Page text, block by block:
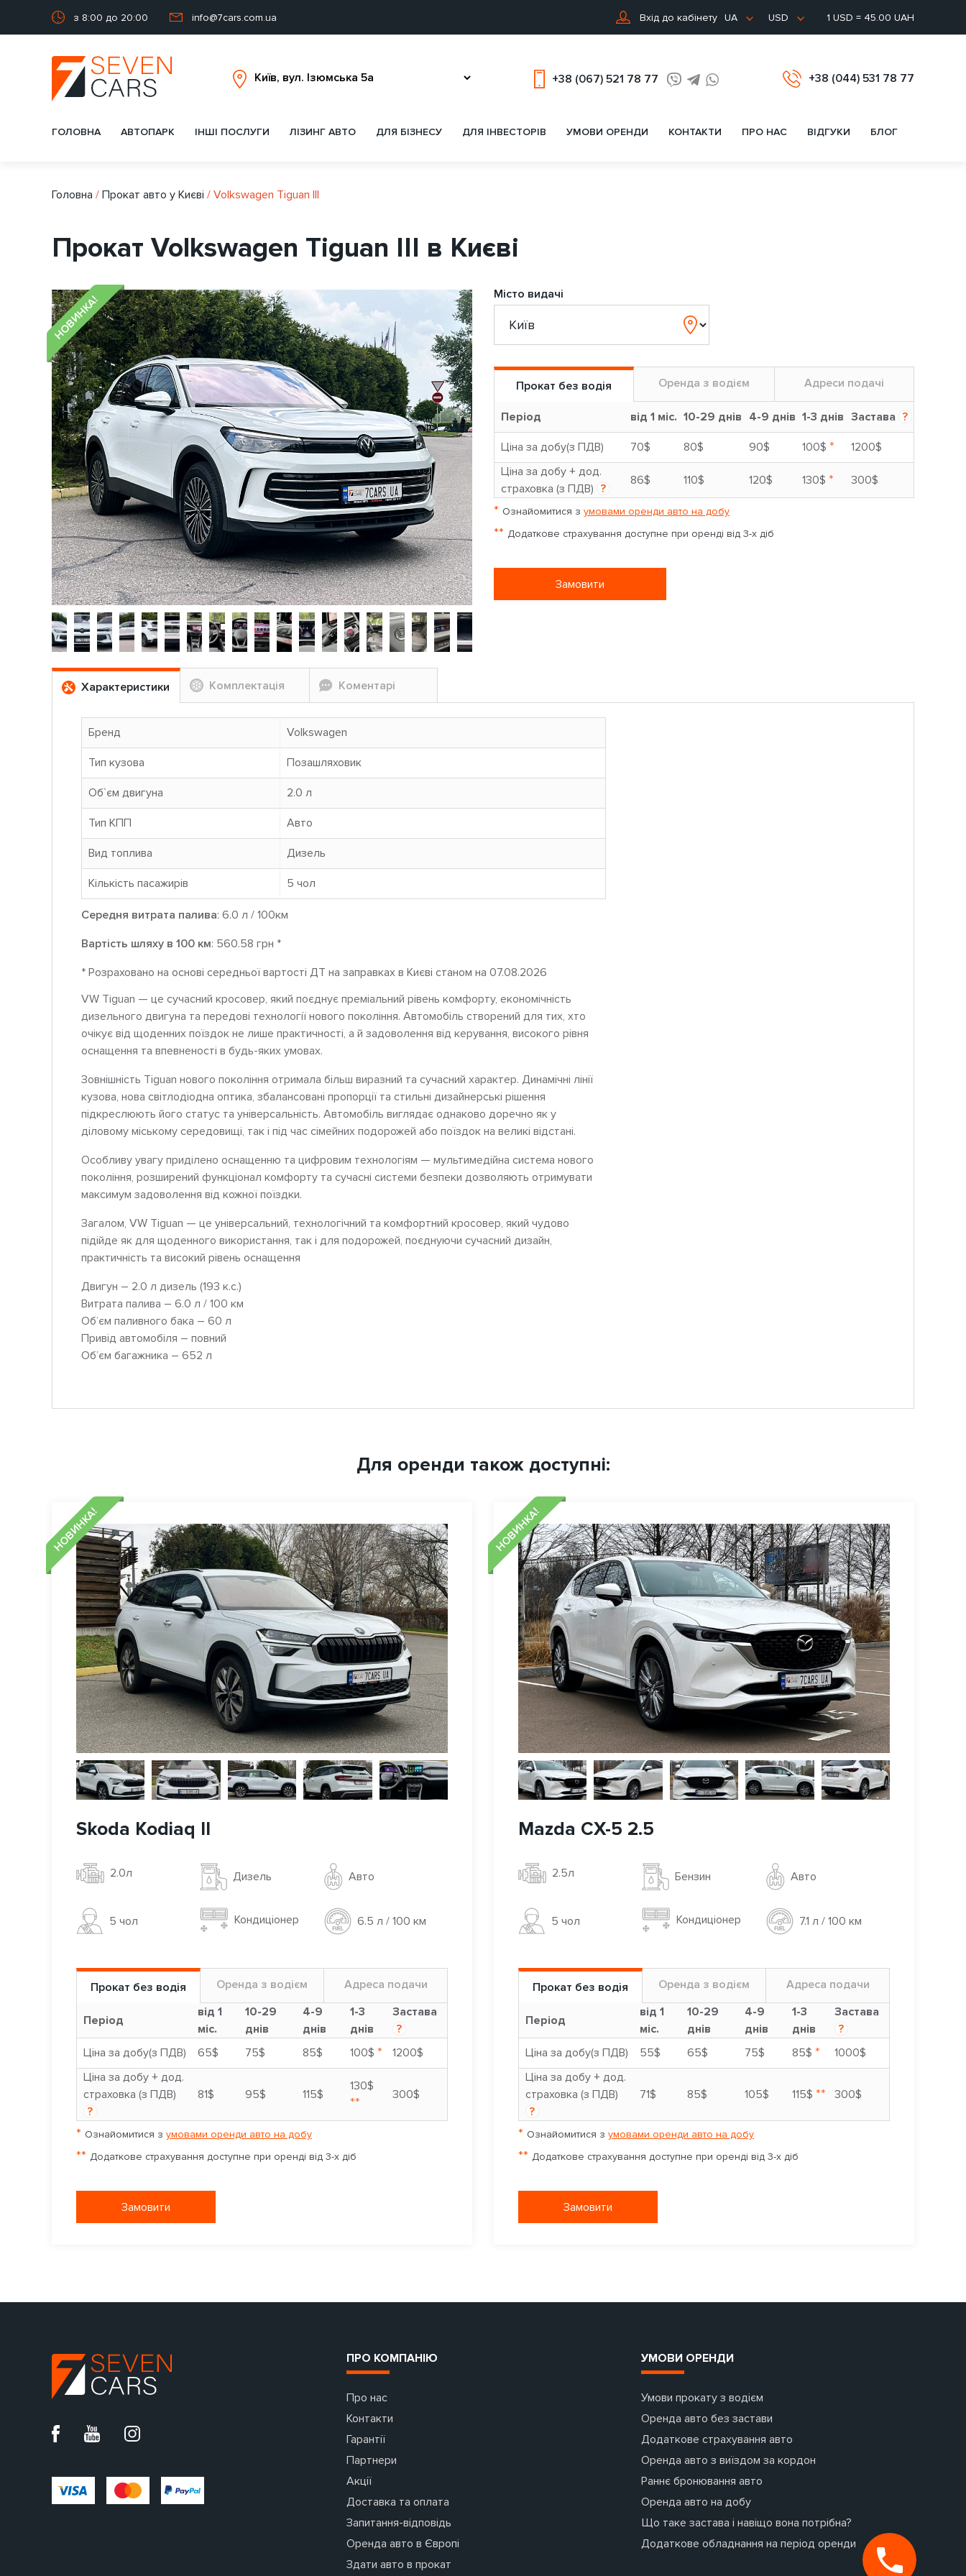
з 8:00 до 20:00 info@7cars.com.ua Вхід до кабінету UA USD 1 USD = 45.00 UAH
+38 (067) 521 78 77 +38 (044) 531 78 77
ГОЛОВНА АВТОПАРК ІНШІ ПОСЛУГИ ЛІЗИНГ АВТО ДЛЯ БІЗНЕСУ ДЛЯ ІНВЕСТОРІВ УМОВИ ОРЕНДИ КОНТАКТИ ПРО НАС ВІДГУКИ БЛОГ
Головна / Прокат авто у Києві / Volkswagen Tiguan III
Прокат Volkswagen Tiguan III в Києві
НОВИНКА! Місто видачі
Прокат без водія Оренда з водієм Адреси подачі
Період від 1 міс. 10-29 днів 4-9 днів 1-3 днів Застава ?
Ціна за добу(з ПДВ) 70$ 80$ 90$ 100$ *
1200$
Ціна за добу + дод.
страховка (з ПДВ) ?
86$ 110$ 120$ 130$ * 300$
* Ознайомитися з умовами оренди авто на добу
** Додаткове страхування доступне при оренді від 3-х діб
Замовити
Характеристики Комплектація Коментарі
Бренд Volkswagen
Тип кузова Позашляховик
Об`єм двигуна 2.0 л
Тип КПП Авто
Вид топлива Дизель
Кількість пасажирів 5 чoл
Середня витрата палива: 6.0 л / 100км
Вартість шляху в 100 км: 560.58 грн *
* Розраховано на основі середньої вартості ДТ на заправках в Києві станом на 07.08.2026
VW Tiguan — це сучасний кросовер, який поєднує преміальний рівень комфорту, економічність
дизельного двигуна та передові технології нового покоління. Автомобіль створений для тих, хто
очікує від щоденних поїздок не лише практичності, а й задоволення від керування, високого рівня
оснащення та впевненості в будь-яких умовах.
Зовнішність Tiguan нового покоління отримала більш виразний та сучасний характер. Динамічні лінії
кузова, нова світлодіодна оптика, збалансовані пропорції та стильні дизайнерські рішення
підкреслюють його статус та універсальність. Автомобіль виглядає однаково доречно як у
діловому міському середовищі, так і під час сімейних подорожей або поїздок на великі відстані.
Особливу увагу приділено оснащенню та цифровим технологіям — мультимедійна система нового
покоління, розширений функціонал комфорту та сучасні системи безпеки дозволяють отримувати
максимум задоволення від кожної поїздки.
Загалом, VW Tiguan — це універсальний, технологічний та комфортний кросовер, який чудово
підійде як для щоденного використання, так і для подорожей, поєднуючи сучасний дизайн,
практичність та високий рівень оснащення
Двигун – 2.0 л дизель (193 к.с.)
Витрата палива – 6.0 л / 100 км
Об’єм паливного бака – 60 л
Привід автомобіля – повний
Об’єм багажника – 652 л
Для оренди також доступні:
НОВИНКА!
Skoda Kodiaq II
2.0л Дизель Авто
5 чoл Кондиціонер 6.5 л / 100 км
Прокат без водія Оренда з водієм Адреса подачи
Період
від 1
міс.
10-29
днів
4-9
днів
1-3
днів
Застава
?
Ціна за добу(з ПДВ)
65$ 75$ 85$ 100$ *
1200$
Ціна за добу + дод.
страховка (з ПДВ)
?
81$ 95$ 115$
130$
** 300$
* Ознайомитися з умовами оренди авто на добу
** Додаткове страхування доступне при оренді від 3-х діб
Замовити
НОВИНКА!
Mazda CX-5 2.5
2.5л Бензин Авто
5 чoл Кондиціонер 7.1 л / 100 км
Прокат без водія Оренда з водієм Адреса подачи
Період
від 1
міс.
10-29
днів
4-9
днів
1-3
днів
Застава
?
Ціна за добу(з ПДВ)
55$ 65$ 75$ 85$ *
1000$
Ціна за добу + дод.
страховка (з ПДВ)
?
71$ 85$ 105$ 115$ ** 300$
* Ознайомитися з умовами оренди авто на добу
** Додаткове страхування доступне при оренді від 3-х діб
Замовити
ПРО КОМПАНІЮ
Про нас
Контакти
Гарантії
Партнери
Акції
Доставка та оплата
Запитання-відповідь
Оренда авто в Європі
Здати авто в прокат
УМОВИ ОРЕНДИ
Умови прокату з водієм
Оренда авто без застави
Додаткове страхування авто
Оренда авто з виїздом за кордон
Раннє бронювання авто
Оренда авто на добу
Що таке застава і навіщо вона потрібна?
Додаткове обладнання на період оренди